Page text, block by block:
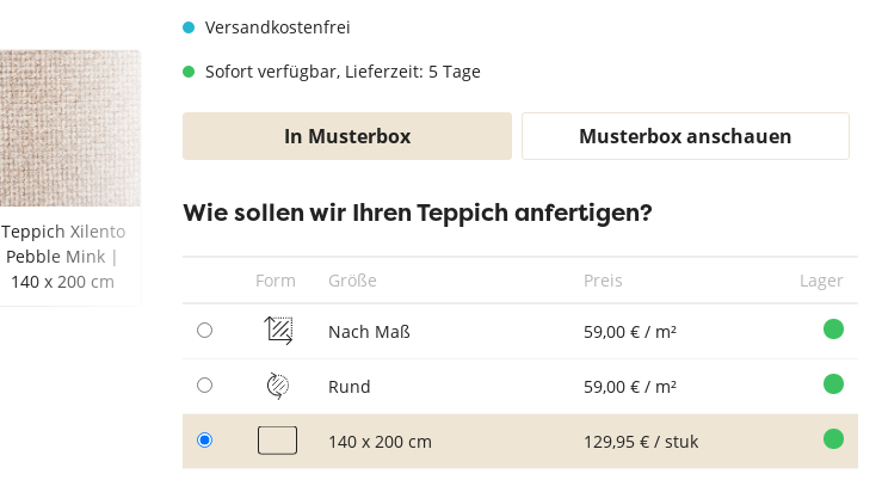
Teppich TaupeVersandkostenfrei
Sofort verfügbar, Lieferzeit: 5 Tage
In Musterbox Musterbox anschauen
Wie sollen wir Ihren Teppich anfertigen?
Form Größe Preis Lager
Nach Maß 59,00 € / m²
Rund 59,00 € / m²
140 x 200 cm 129,95 € / stuk
Teppich Xilento
Pebble Mink |
140 x 200 cm
140 x 200 cm
Teppich Xilento
Beige | 140 x
Teppich Xilento
Berber | 140 x